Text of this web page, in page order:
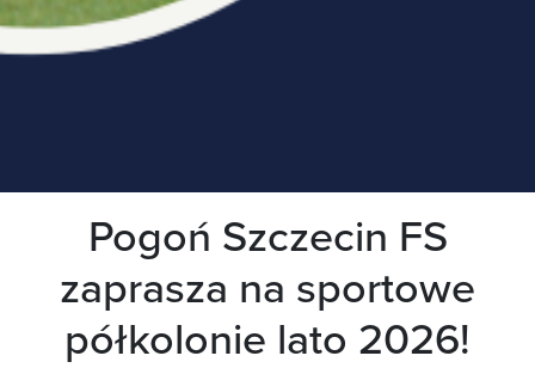
Pogoń Szczecin FS
zaprasza na sportowe
półkolonie lato 2026!